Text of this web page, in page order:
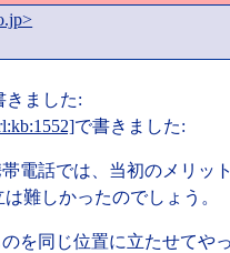
きました:
で書きました:
電話では、当初のメリ
難しかったのでしょう。
同じ位置に立たせてや